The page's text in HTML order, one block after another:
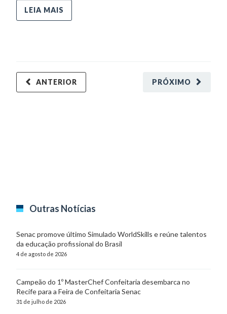
LEIA MAIS
PRÓXIMO
ANTERIOR
Outras Notícias
Senac promove último Simulado WorldSkills e reúne talentos
da educação profissional do Brasil
4 de agosto de 2026
Campeão do 1º MasterChef Confeitaria desembarca no
Recife para a Feira de Confeitaria Senac
31 de julho de 2026